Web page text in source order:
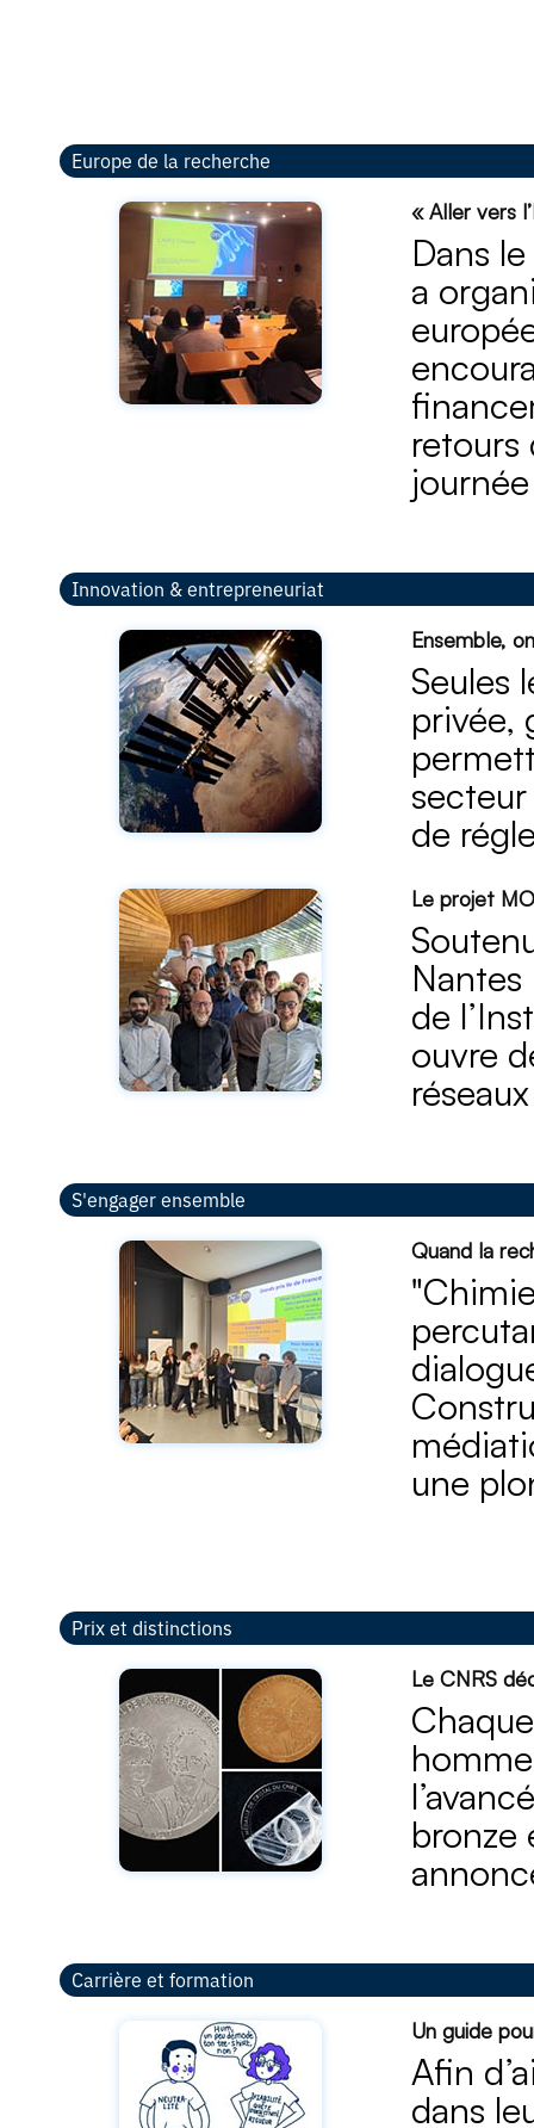
Europe de la recherche
« Aller vers
Dans
a
retours
Innovation & entrepreneuriat
Ensemble,
Seules
privée,
de
Le projet
de
ouvre
S'engager ensemble
Quand la
une
Prix et distinctions
Le CNRS
bronze
Carrière et formation
Un guide
Afin
dans